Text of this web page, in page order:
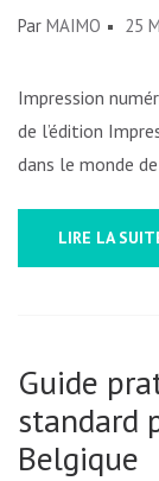
Par MAIMO 25
Impression
de l’édition
dans le monde
LIRE LA
Guide
standard
Belgique